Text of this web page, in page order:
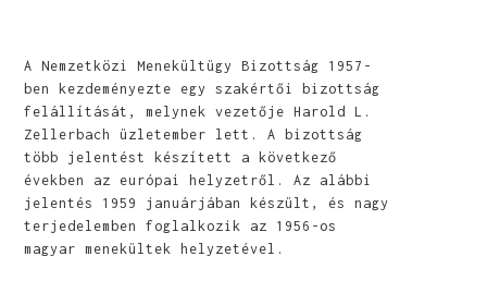
A Nemzetközi Menekültügy Bizottság 1957-
ben kezdeményezte egy szakértői bizottság
felállítását, melynek vezetője Harold L.
Zellerbach üzletember lett. A bizottság
több jelentést készített a következő
években az európai helyzetről. Az alábbi
jelentés 1959 januárjában készült, és nagy
terjedelemben foglalkozik az 1956-os
magyar menekültek helyzetével.